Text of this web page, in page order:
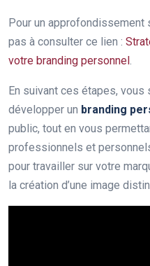
Pour un approfondissement
pas à consulter ce lien :
votre branding personnel.
En suivant ces étapes,
développer un branding
public, tout en vous
professionnels et
pour travailler sur votre
la création d’une image